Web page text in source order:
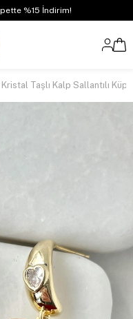
%15 İndirim!